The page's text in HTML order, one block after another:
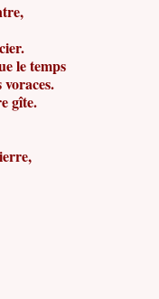
le temps
voraces.
gîte.